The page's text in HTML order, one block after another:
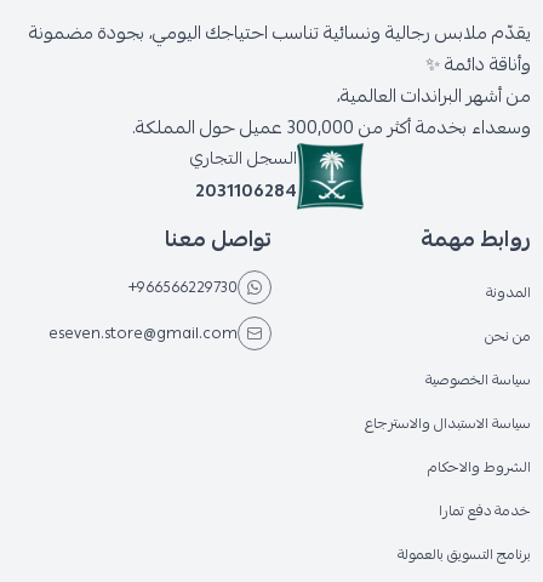
يقدّم ملابس رجالية ونسائية تناسب احتياجك اليومي، بجودة مضمونة
وأناقة دائمة ✨
من أشهر البراندات العالمية،
وسعداء بخدمة أكثر من 300,000 عميل حول المملكة.
السجل التجاري
2031106284
روابط مهمة
المدونة
من نحن
سياسة الخصوصية
سياسة الاستبدال والاسترجاع
الشروط والاحكام
خدمة دفع تمارا
برنامج التسويق بالعمولة
تواصل معنا
+966566229730
eseven.store@gmail.com